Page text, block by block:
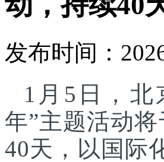
发布时间：
1月5日，北
年”主题活动
40天，以国际